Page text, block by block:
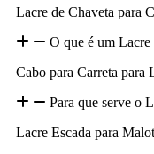
Lacre de Chaveta para
O que é um
Cabo para Carreta para
Para que serve o
Lacre Escada para